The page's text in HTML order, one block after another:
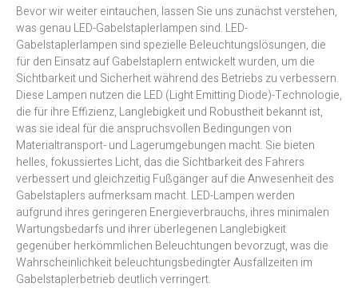
Bevor wir weiter eintauchen, lassen Sie uns zunächst verstehen,
was genau LED-Gabelstaplerlampen sind. LED-
Gabelstaplerlampen sind spezielle Beleuchtungslösungen, die
für den Einsatz auf Gabelstaplern entwickelt wurden, um die
Sichtbarkeit und Sicherheit während des Betriebs zu verbessern.
Diese Lampen nutzen die LED (Light Emitting Diode)-Technologie,
die für ihre Effizienz, Langlebigkeit und Robustheit bekannt ist,
was sie ideal für die anspruchsvollen Bedingungen von
Materialtransport- und Lagerumgebungen macht. Sie bieten
helles, fokussiertes Licht, das die Sichtbarkeit des Fahrers
verbessert und gleichzeitig Fußgänger auf die Anwesenheit des
Gabelstaplers aufmerksam macht. LED-Lampen werden
aufgrund ihres geringeren Energieverbrauchs, ihres minimalen
Wartungsbedarfs und ihrer überlegenen Langlebigkeit
gegenüber herkömmlichen Beleuchtungen bevorzugt, was die
Wahrscheinlichkeit beleuchtungsbedingter Ausfallzeiten im
Gabelstaplerbetrieb deutlich verringert.